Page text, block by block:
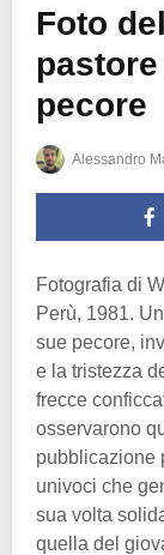
Foto
pecore
Alessandro
Fotografia di
Perù, 1981. Un
sue pecore,
e la tristezza
frecce
osservarono
pubblicazione
univoci che
sua volta
quella del